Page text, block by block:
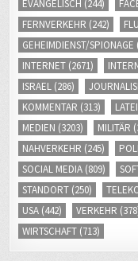
EVANGELISCH (244)
FERNVERKEHR (242)
GEHEIMDIENST/SPIONAGE
INTERNET (2671)
ISRAEL (286)
KOMMENTAR (313)
MEDIEN (3203) MILITÄR
NAHVERKEHR (245)
SOCIAL MEDIA (809)
STANDORT (250)
USA (442) VERKEHR
WIRTSCHAFT (713)